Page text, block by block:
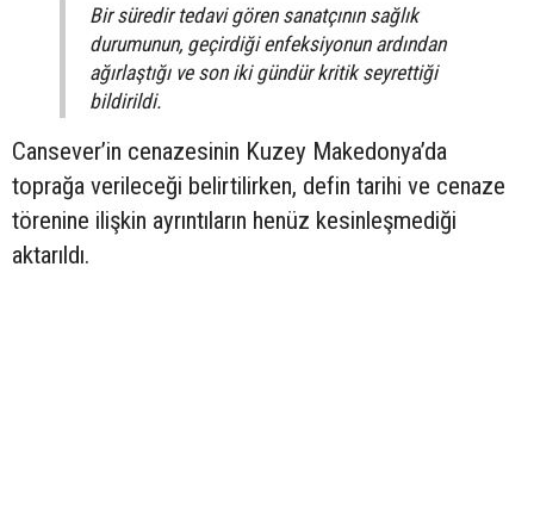
Bir süredir tedavi gören sanatçının sağlık
durumunun, geçirdiği enfeksiyonun ardından
ağırlaştığı ve son iki gündür kritik seyrettiği
bildirildi.
Cansever’in cenazesinin Kuzey Makedonya’da
toprağa verileceği belirtilirken, defin tarihi ve cenaze
törenine ilişkin ayrıntıların henüz kesinleşmediği
aktarıldı.